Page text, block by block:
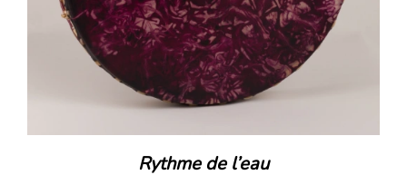
Rythme de l’eau